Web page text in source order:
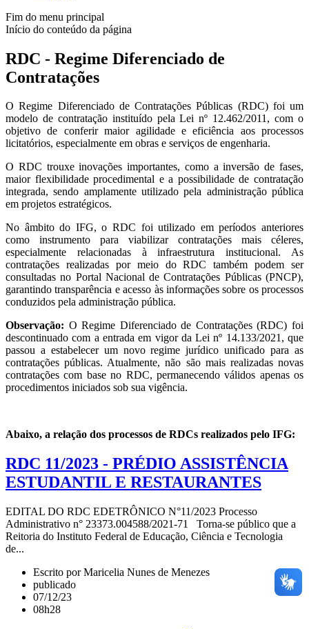
Fim do menu principal
Início do conteúdo da página
RDC - Regime Diferenciado de
Contratações
O Regime Diferenciado de Contratações Públicas (RDC) foi um
modelo de contratação instituído pela Lei nº 12.462/2011, com o
objetivo de conferir maior agilidade e eficiência aos processos
licitatórios, especialmente em obras e serviços de engenharia.
O RDC trouxe inovações importantes, como a inversão de fases,
maior flexibilidade procedimental e a possibilidade de contratação
integrada, sendo amplamente utilizado pela administração pública
em projetos estratégicos.
No âmbito do IFG, o RDC foi utilizado em períodos anteriores
como instrumento para viabilizar contratações mais céleres,
especialmente relacionadas à infraestrutura institucional. As
contratações realizadas por meio do RDC também podem ser
consultadas no Portal Nacional de Contratações Públicas (PNCP),
garantindo transparência e acesso às informações sobre os processos
conduzidos pela administração pública.
Observação: O Regime Diferenciado de Contratações (RDC) foi
descontinuado com a entrada em vigor da Lei nº 14.133/2021, que
passou a estabelecer um novo regime jurídico unificado para as
contratações públicas. Atualmente, não são mais realizadas novas
contratações com base no RDC, permanecendo válidos apenas os
procedimentos iniciados sob sua vigência.
Abaixo, a relação dos processos de RDCs realizados pelo IFG:
RDC 11/2023 - PRÉDIO ASSISTÊNCIA
ESTUDANTIL E RESTAURANTES
EDITAL DO RDC EDETRÔNICO N°11/2023 Processo
Administrativo n° 23373.004588/2021-71 Torna-se público que a
Reitoria do Instituto Federal de Educação, Ciência e Tecnologia
de...
Escrito por Maricelia Nunes de Menezes
publicado
07/12/23
08h28